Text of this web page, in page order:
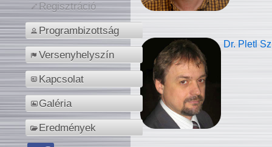
Regisztráció
Programbizottság
Versenyhelyszín
Kapcsolat
Galéria
Eredmények
Dr. Pletl